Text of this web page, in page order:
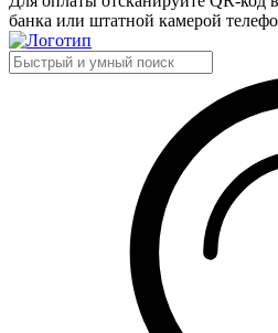
банка или штатной камерой